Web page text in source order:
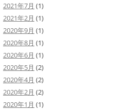
2021年7月 (1)
2021年2月 (1)
2020年9月 (1)
2020年8月 (1)
2020年6月 (1)
2020年5月 (2)
2020年4月 (2)
2020年2月 (2)
2020年1月 (1)